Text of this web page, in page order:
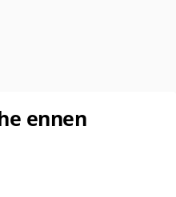
ennen